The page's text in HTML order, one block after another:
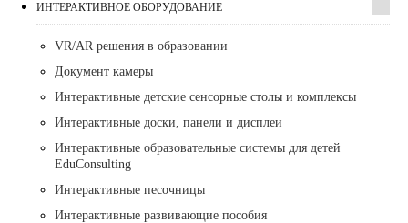
ИНТЕРАКТИВНОЕ ОБОРУДОВАНИЕ
VR/AR решения в образовании
Документ камеры
Интерактивные детские сенсорные столы и комплексы
Интерактивные доски, панели и дисплеи
Интерактивные образовательные системы для детей
EduConsulting
Интерактивные песочницы
Интерактивные развивающие пособия